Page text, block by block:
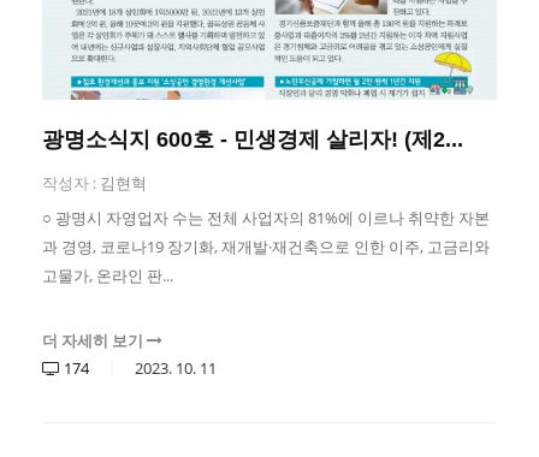
광명소식지 600호 - 민생경제 살리자! (제2...
작성자 : 김현혁
○ 광명시 자영업자 수는 전체 사업자의 81%에 이르나 취약한 자본
과 경영, 코로나19 장기화, 재개발·재건축으로 인한 이주, 고금리와
고물가, 온라인 판...
더 자세히 보기
174
2023. 10. 11